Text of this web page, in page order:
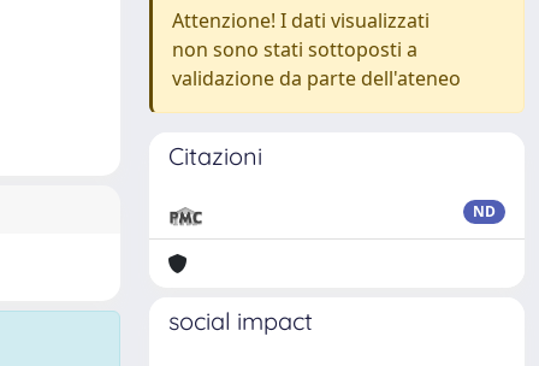
Attenzione! I dati visualizzati
non sono stati sottoposti a
validazione da parte dell'ateneo
Citazioni
ND
social impact